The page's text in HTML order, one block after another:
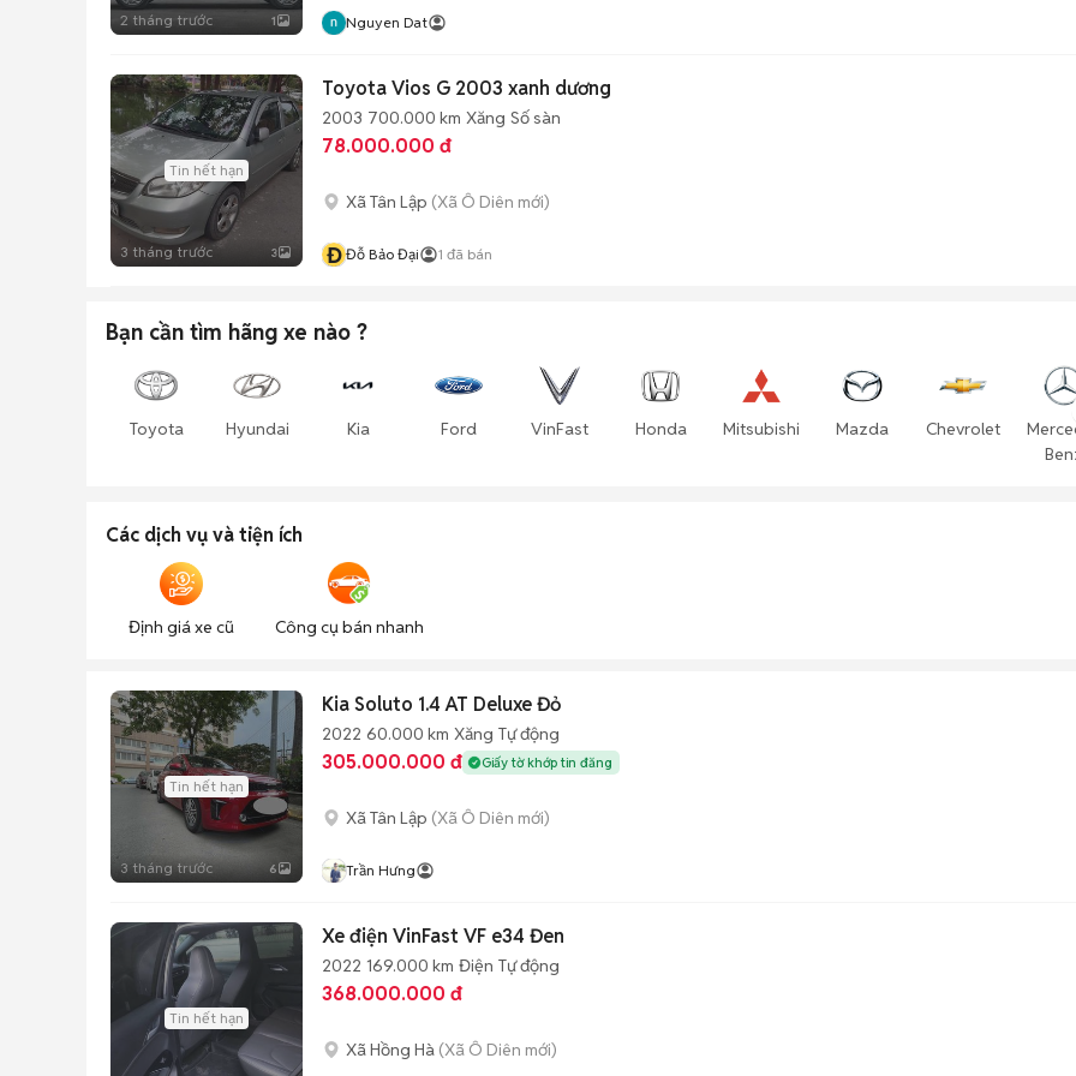
2 tháng trước 1 Nguyen Dat
Tin hết hạn
3 tháng trước 3
Toyota Vios G 2003 xanh dương
2003 700.000 km Xăng Số sàn
78.000.000 đ
Xã Tân Lập (Xã Ô Diên mới)
Đ Đỗ Bảo Đại 1 đã bán
Bạn cần tìm hãng xe nào ?
Toyota Hyundai Kia Ford VinFast Honda Mitsubishi Mazda Chevrolet
Các dịch vụ và tiện ích
Định giá xe cũ Công cụ bán nhanh
Tin hết hạn
3 tháng trước 6
Kia Soluto 1.4 AT Deluxe Đỏ
2022 60.000 km Xăng Tự động
305.000.000 đ Giấy tờ khớp tin đăng
Xã Tân Lập (Xã Ô Diên mới)
Trần Hưng
Tin hết hạn
Xe điện VinFast VF e34 Đen
2022 169.000 km Điện Tự động
368.000.000 đ
Xã Hồng Hà (Xã Ô Diên mới)